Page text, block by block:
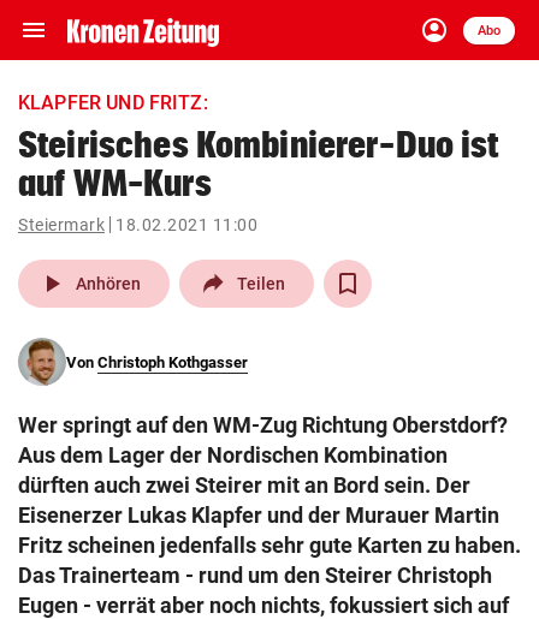
menu Navigation
ein-/ausklappen
account_circle
Anmelden
Abo
close Schließen
account_circle Anmelden
pin_drop
Wien arrow_right
search
eingeben
© Krone Multimedia GmbH & Co KG 2026
Muthgasse 2, 1190 Wien
KLAPFER UND FRITZ:
Steirisches Kombinierer-Duo ist
auf WM-Kurs
Steiermark 18.02.2021 11:00
play_arrow Anhören Teilen
Von Christoph Kothgasser
Wer springt auf den WM-Zug Richtung Oberstdorf?
Aus dem Lager der Nordischen Kombination
dürften auch zwei Steirer mit an Bord sein. Der
Eisenerzer Lukas Klapfer und der Murauer Martin
Fritz scheinen jedenfalls sehr gute Karten zu haben.
Das Trainerteam - rund um den Steirer Christoph
Eugen - verrät aber noch nichts, fokussiert sich auf